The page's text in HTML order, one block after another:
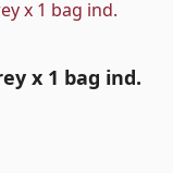
x 1 bag ind.